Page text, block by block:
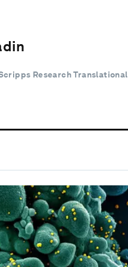
Research Translational